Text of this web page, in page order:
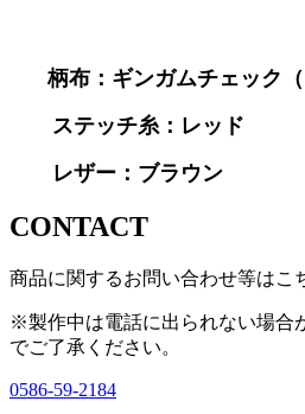
柄布：ギンガムチェック（
ステッチ糸：レッド
レザー：ブラウン
CONTACT
商品に関するお問い合わせ等はこ
※製作中は電話に出られない場合
でご了承ください。
0586-59-2184